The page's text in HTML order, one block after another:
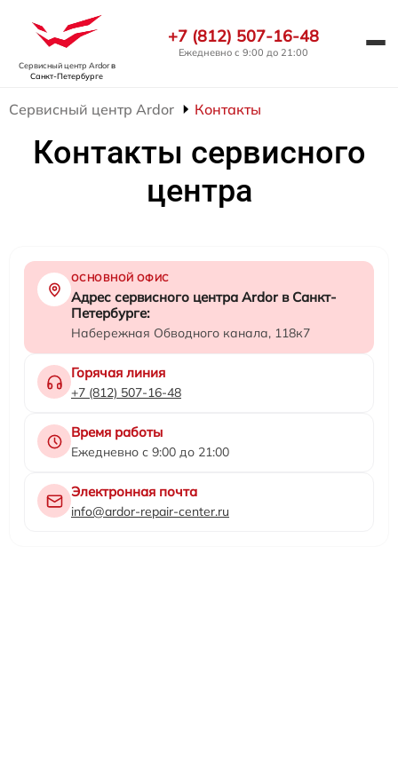
Сервисный центр Ardorв
Санкт-Петербурге
+7 (812) 507-16-48
Ежедневно с 9:00 до 21:00
Сервисный центр Ardor Контакты
Контакты сервисного
центра
ОСНОВНОЙ ОФИС
Адрес сервисного центра Ardor в Санкт-
Петербурге:
Набережная Обводного канала, 118к7
Горячая линия
+7 (812) 507-16-48
Время работы
Ежедневно с 9:00 до 21:00
Электронная почта
info@ardor-repair-center.ru